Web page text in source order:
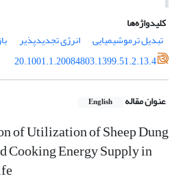
کلیدواژه‌ها
تبدیل ترموشیمیایی
انرژی تجدیدپذیر
20.1001.1.20084803.1399.51.2.13.4
عنوان مقاله English
of Utilization of Sheep Dung
Cooking Energy Supply in